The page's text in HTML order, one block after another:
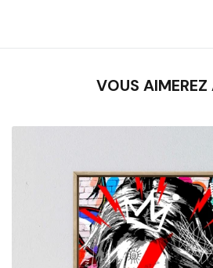
VOUS AIMEREZ